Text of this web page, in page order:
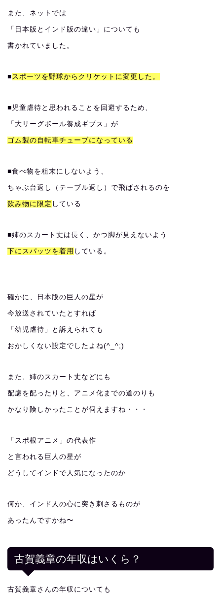
また、ネットでは
「日本版とインド版の違い」についても
書かれていました。
■スポーツを野球からクリケットに変更した。
■児童虐待と思われることを回避するため、
「大リーグボール養成ギブス」が
ゴム製の自転車チューブになっている
■食べ物を粗末にしないよう、
ちゃぶ台返し（テーブル返し）で飛ばされるのを
飲み物に限定 している
■姉のスカート丈は長く、かつ脚が見えないよう
下にスパッツを着用 している。
確かに、日本版の巨人の星が
今放送されていたとすれば
「幼児虐待」と訴えられても
おかしくない設定でしたよね(^_^;)
また、姉のスカート丈などにも
配慮を配ったりと、アニメ化までの道のりも
かなり険しかったことが伺えますね・・・
「スポ根アニメ」の代表作
と言われる巨人の星が
どうしてインドで人気になったのか
何か、インド人の心に突き刺さるものが
あったんですかね〜
古賀義章の年収はいくら？
古賀義章さんの年収についても